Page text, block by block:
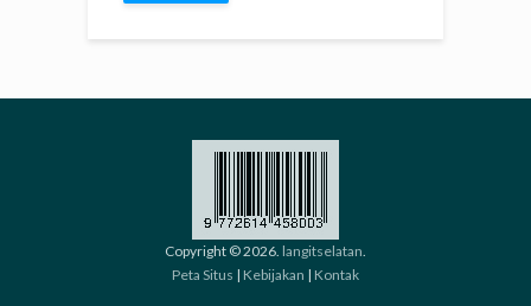
Copyright © 2026. langitselatan.
Peta Situs | Kebijakan | Kontak